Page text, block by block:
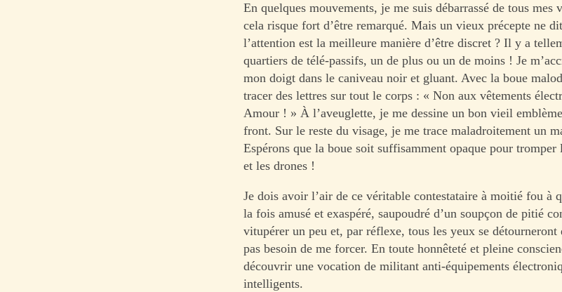
En quelques mouvements, je me suis débarrassé de tous mes
cela risque fort d’être remarqué. Mais un vieux précepte ne
l’attention est la meilleure manière d’être discret ? Il y a
quartiers de télé-passifs, un de plus ou un de moins ! Je
mon doigt dans le caniveau noir et gluant. Avec la boue
tracer des lettres sur tout le corps : « Non aux vêtements
Amour ! » À l’aveuglette, je me dessine un bon vieil
front. Sur le reste du visage, je me trace maladroitement un
Espérons que la boue soit suffisamment opaque pour tromper
et les drones !
Je dois avoir l’air de ce véritable contestataire à moitié fou à
la fois amusé et exaspéré, saupoudré d’un soupçon de pitié
vitupérer un peu et, par réflexe, tous les yeux se détourneront
pas besoin de me forcer. En toute honnêteté et pleine
découvrir une vocation de militant anti-équipements
intelligents.